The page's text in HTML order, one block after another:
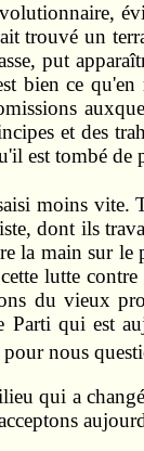
trouvé un
put
bien ce
et des
est tombé de
moins vite.
dont ils
la main sur
lutte
du vieux
Parti qui est
nous
qui a